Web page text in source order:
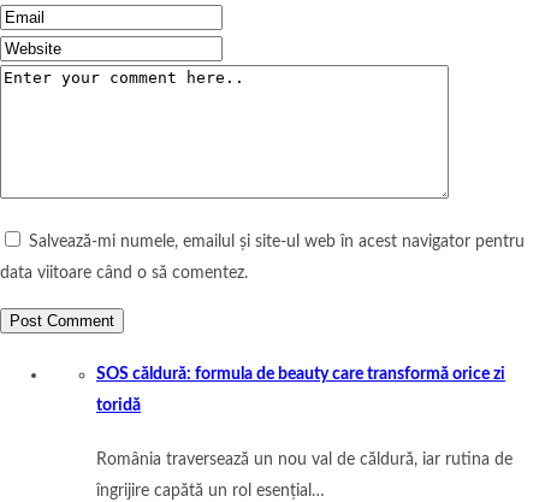
Salvează-mi numele, emailul și site-ul web în acest navigator pentru
data viitoare când o să comentez.
SOS căldură: formula de beauty care transformă orice zi
toridă
România traversează un nou val de căldură, iar rutina de
îngrijire capătă un rol esențial…